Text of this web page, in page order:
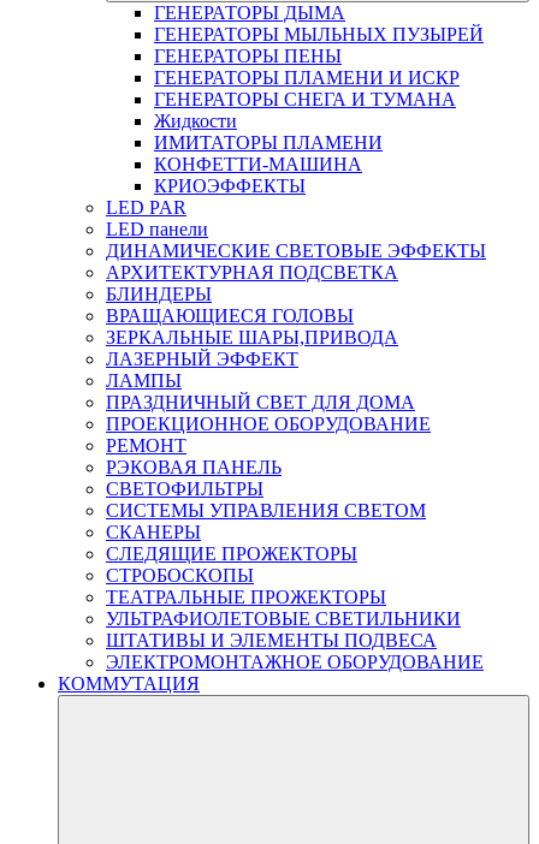
ГЕНЕРАТОРЫ ДЫМА
ГЕНЕРАТОРЫ МЫЛЬНЫХ ПУЗЫРЕЙ
ГЕНЕРАТОРЫ ПЕНЫ
ГЕНЕРАТОРЫ ПЛАМЕНИ И ИСКР
ГЕНЕРАТОРЫ СНЕГА И ТУМАНА
Жидкости
ИМИТАТОРЫ ПЛАМЕНИ
КОНФЕТТИ-МАШИНА
КРИОЭФФЕКТЫ
LED PAR
LED панели
ДИНАМИЧЕСКИЕ СВЕТОВЫЕ ЭФФЕКТЫ
АРХИТЕКТУРНАЯ ПОДСВЕТКА
БЛИНДЕРЫ
ВРАЩАЮЩИЕСЯ ГОЛОВЫ
ЗЕРКАЛЬНЫЕ ШАРЫ,ПРИВОДА
ЛАЗЕРНЫЙ ЭФФЕКТ
ЛАМПЫ
ПРАЗДНИЧНЫЙ СВЕТ ДЛЯ ДОМА
ПРОЕКЦИОННОЕ ОБОРУДОВАНИЕ
РЕМОНТ
РЭКОВАЯ ПАНЕЛЬ
СВЕТОФИЛЬТРЫ
СИСТЕМЫ УПРАВЛЕНИЯ СВЕТОМ
СКАНЕРЫ
СЛЕДЯЩИЕ ПРОЖЕКТОРЫ
СТРОБОСКОПЫ
ТЕАТРАЛЬНЫЕ ПРОЖЕКТОРЫ
УЛЬТРАФИОЛЕТОВЫЕ СВЕТИЛЬНИКИ
ШТАТИВЫ И ЭЛЕМЕНТЫ ПОДВЕСА
ЭЛЕКТРОМОНТАЖНОЕ ОБОРУДОВАНИЕ
КОММУТАЦИЯ